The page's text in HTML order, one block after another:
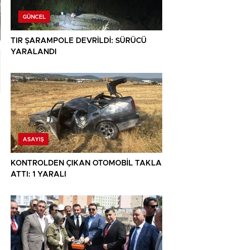
GÜNCEL
TIR ŞARAMPOLE DEVRİLDİ: SÜRÜCÜ
YARALANDI
ASAYIŞ
KONTROLDEN ÇIKAN OTOMOBİL TAKLA
ATTI: 1 YARALI